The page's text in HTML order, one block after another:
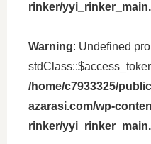
rinker/
Warning: Undefined
/home/c7933325/
azarasi.com/wp-
rinker/